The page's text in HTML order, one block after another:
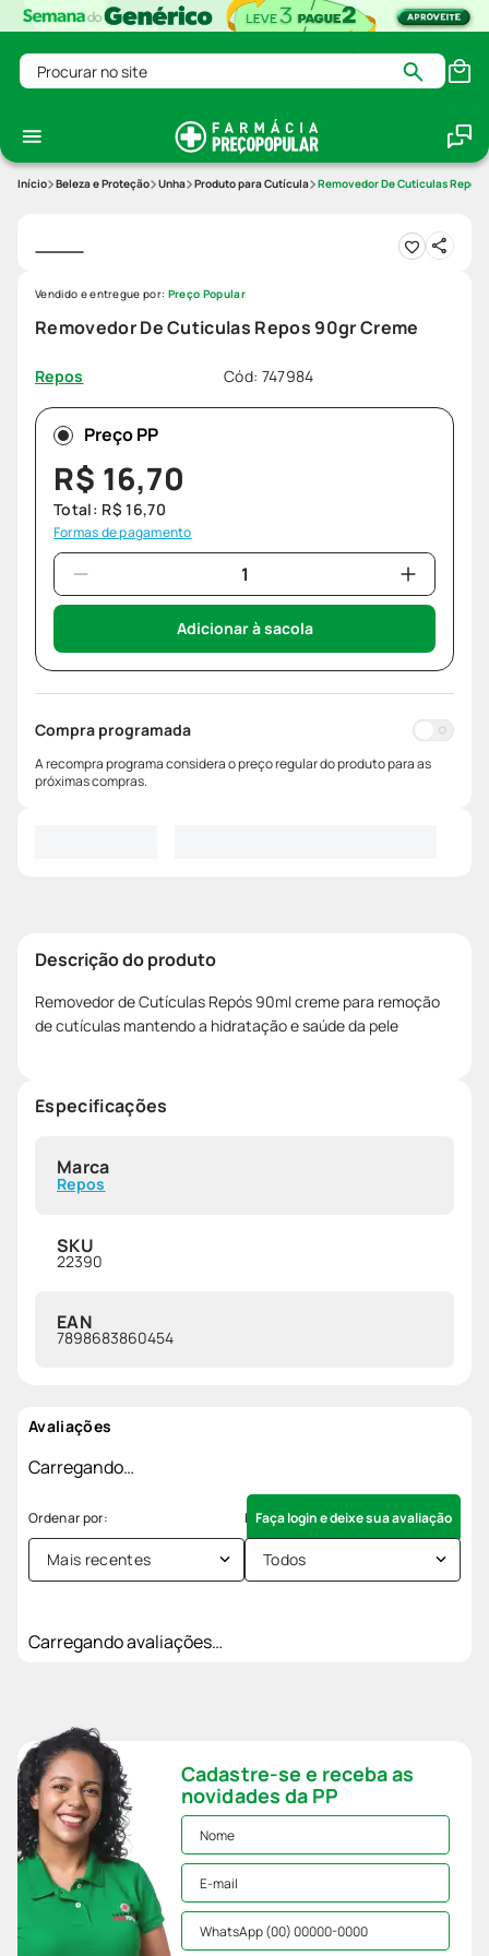
Procurar no site
Beleza e Proteção Unha Produto para Cutícula Removedor De Cuticulas Repos
Removedor De Cuticulas Repos 90gr Creme
Repos Cód: 747984
Vendido e entregue por: Preço Popular
Preço PP
R$ 16,70
Total: R$ 16,70
Formas de pagamento
Adicionar à sacola
Compra programada
A recompra programa considera o preço regular do produto para as
próximas compras.
Descrição do produto
Removedor de Cutículas Repós 90ml creme para remoção
de cutículas mantendo a hidratação e saúde da pele
Especificações
Marca
Repos
SKU
22390
EAN
7898683860454
Avaliações
Carregando…
Faça login e deixe sua avaliação
Mais recentes Todos
Carregando avaliações…
Cadastre-se e receba as
novidades da PP